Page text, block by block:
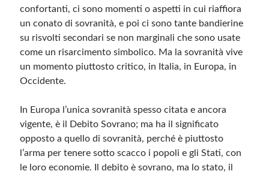
confortanti, ci sono momenti o aspetti in cui riaffiora
un conato di sovranità, e poi ci sono tante bandierine
su risvolti secondari se non marginali che sono usate
come un risarcimento simbolico. Ma la sovranità vive
un momento piuttosto critico, in Italia, in Europa, in
Occidente.
In Europa l’unica sovranità spesso citata e ancora
vigente, è il Debito Sovrano; ma ha il significato
opposto a quello di sovranità, perché è piuttosto
l’arma per tenere sotto scacco i popoli e gli Stati, con
le loro economie. Il debito è sovrano, ma lo stato, il